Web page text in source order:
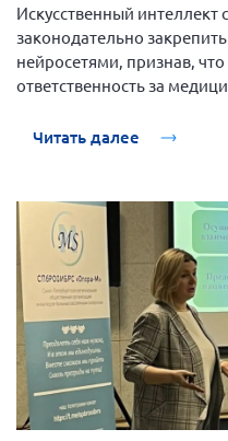
Конференция
Конференция
Конференция ВСЭ
Второй съезд
Третий съезд
Четвертый съезд
Пятый съезд
Шестой съезд
ОФ «Фонд
склерозом»
Новости: Казахстан
Искусственный
законодательно
нейросетями, признав, что
ответственность за
Читать далее